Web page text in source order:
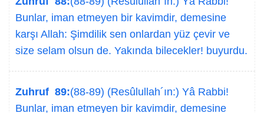
Bunlar, iman etmeyen bir kavimdir, demesine
karşı Allah: Şimdilik sen onlardan yüz çevir ve
size selam olsun de. Yakında bilecekler! buyurdu.
Zuhruf 89:(88-89) (Resûlullah´ın:) Yâ Rabbi!
Bunlar, iman etmeyen bir kavimdir, demesine